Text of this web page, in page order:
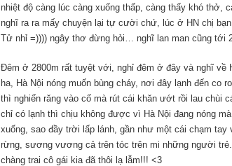
nhiệt độ càng lúc càng xuống thấp, càng thấy khó thở,
nghĩ ra ra mấy chuyện lại tự cười chứ, lúc ở HN chị
Tử nhỉ =)))) ngây thơ đừng hỏi… nghĩ lan man cũng tới
Đêm ở 2800m rất tuyệt với, nghỉ đêm ở đây và nghĩ về
ha, Hà Nội nóng muốn bùng cháy, nơi đây lạnh đến co
thì nghiến răng vào cố mà rút cái khăn ướt rồi lau chùi
chỉ có lạnh thì chịu không được vì Hà Nội đang nóng
xuống, sao đầy trời lấp lánh, gần như một cái chạm tay
rừng, sương vương cả trên tóc trên mi những người
chàng trai cô gái kia đã thôi lạ lẫm!!! <3